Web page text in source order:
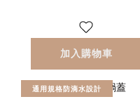
加入購物車
通用規格防滴水設計